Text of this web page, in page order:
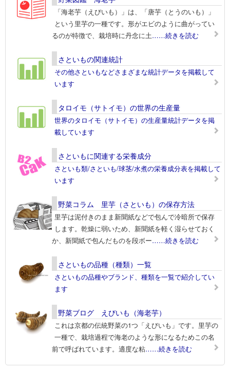
「海老芋（えびいも）」は、「唐芋（とうのいも）」
という里芋の一種です。形がエビのように曲がってい
るのが特徴で、栽培時に丹念に土……続きを読む
さといもの関連統計
その他さといもなどさまざまな統計データを掲載して
います
タロイモ（サトイモ）の世界の生産量
世界のタロイモ（サトイモ）の生産量統計データを掲
載しています
さといもに関連する栄養成分
さといも類/さといも/球茎/水煮の栄養成分表を掲載して
います
野菜コラム 里芋（さといも）の保存方法
里芋は泥付きのまま新聞紙などで包んで冷暗所で保存
します。乾燥に弱いため、新聞紙を軽く湿らせておく
か、新聞紙で包んだものを段ボー……続きを読む
さといもの品種（種類）一覧
さといもの品種やブランド、種類を一覧で紹介してい
ます
野菜ブログ えびいも（海老芋）
これは京都の伝統野菜の1つ「えびいも」です。里芋の
一種で、栽培過程で海老のような形になるためこの名
前で呼ばれています。適度な粘……続きを読む